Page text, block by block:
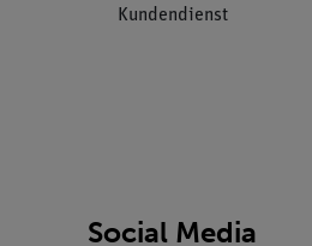
Kundendienst
Social Media